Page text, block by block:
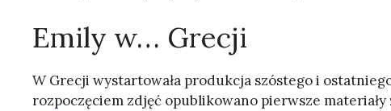
Emily w… Grecji
W Grecji wystartowała produkcja szóstego i
rozpoczęciem zdjęć opublikowano pierwsze materiały